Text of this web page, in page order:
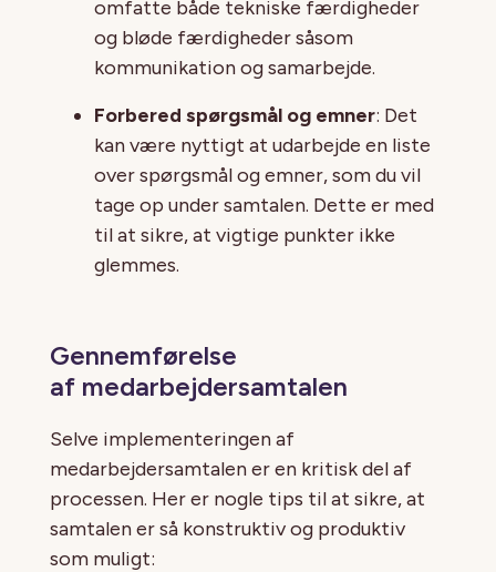
omfatte både tekniske færdigheder
og bløde færdigheder såsom
kommunikation og samarbejde.
Forbered spørgsmål og emner: Det
kan være nyttigt at udarbejde en liste
over spørgsmål og emner, som du vil
tage op under samtalen. Dette er med
til at sikre, at vigtige punkter ikke
glemmes.
Gennemførelse
af medarbejdersamtalen
Selve implementeringen af
medarbejdersamtalen er en kritisk del af
processen. Her er nogle tips til at sikre, at
samtalen er så konstruktiv og produktiv
som muligt: